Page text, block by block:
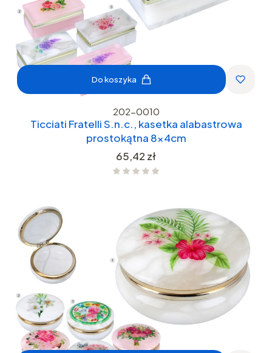
Do koszyka
202-0010
Ticciati Fratelli S.n.c., kasetka alabastrowa
prostokątna 8x4cm
Cena
65,42 zł